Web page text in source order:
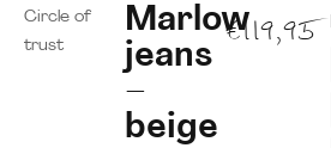
Circle of
trust
Marlow
jeans
–
beige
€119,95